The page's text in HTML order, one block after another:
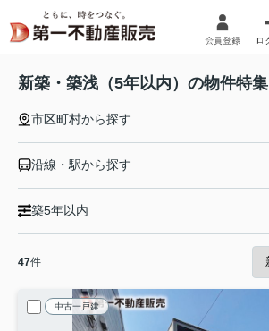
新築・築浅（5年以内）の物件特集
市区町村から探す
沿線・駅から探す
築5年以内
47件
中古一戸建